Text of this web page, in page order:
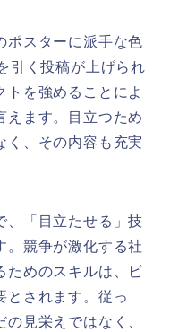
ポスターに派手な色
引く投稿が上げられ
トを強めることによ
えます。目立つため
く、その内容も充実
、「目立たせる」技
。競争が激化する社
ためのスキルは、ビ
とされます。従っ
見栄えではなく、